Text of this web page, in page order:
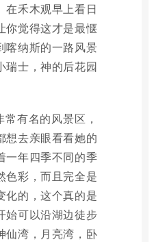
在禾木观早上看日
你觉得这才是最惬
喀纳斯的一路风景
瑞士，神的后花园
有名的风景区，
想去亲眼看看她的
一年四季不同的季
色彩，而且完全是
化的，这个真的是
始可以沿湖边徒步
仙湾，月亮湾，卧